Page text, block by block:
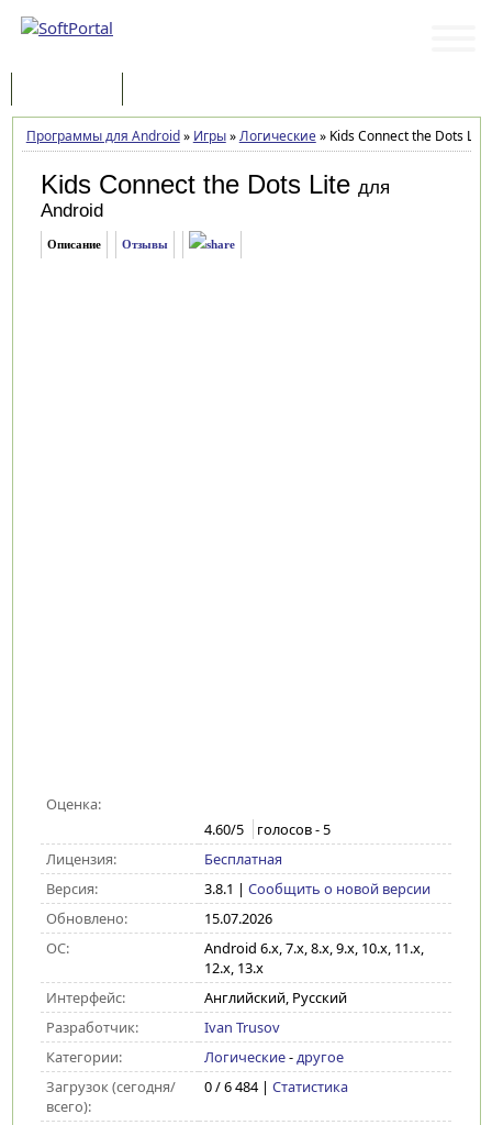
Программы для Android» Игры»Логические»Kids Connect the Dots Lite
Kids Connect the Dots Lite для
Android
Описание Отзывы
Оценка:
4.60/5 голосов -5
Лицензия:
Бесплатная
Версия:
3.8.1 | Сообщить о новой версии
Обновлено:
15.07.2026
ОС:
Android 6.x, 7.x, 8.x, 9.x, 10.x, 11.x,
12.x, 13.x
Интерфейс:
Английский, Русский
Разработчик:
Ivan Trusov
Категории:
Логические-другое
Загрузок (сегодня/
всего):
0 / 6 484 | Статистика